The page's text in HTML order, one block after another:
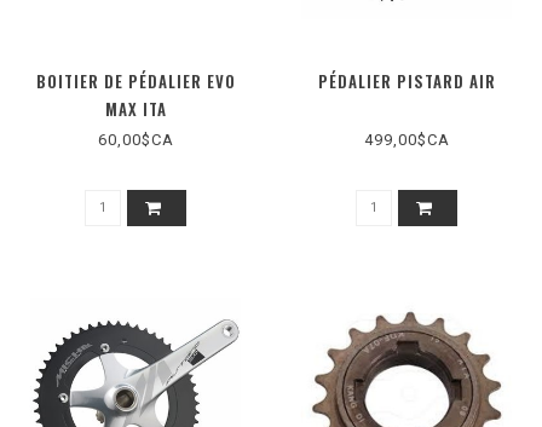
BOITIER DE PÉDALIER EVO
MAX ITA
60,00$CA
PÉDALIER PISTARD AIR
499,00$CA